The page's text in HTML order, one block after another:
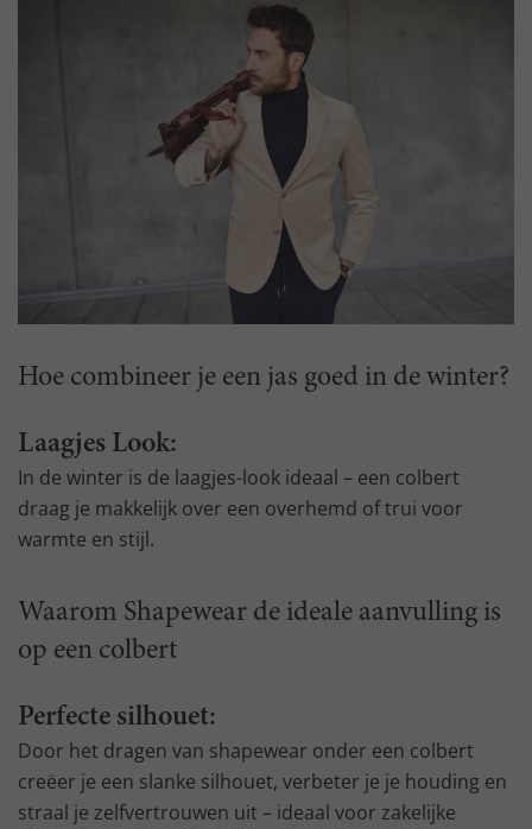
Hoe combineer je een jas goed in de winter?
Laagjes Look:
In de winter is de laagjes-look ideaal – een colbert
draag je makkelijk over een overhemd of trui voor
warmte en stijl.
Waarom Shapewear de ideale aanvulling is
op een colbert
Perfecte silhouet:
Door het dragen van shapewear onder een colbert
creëer je een slanke silhouet, verbeter je je houding en
straal je zelfvertrouwen uit – ideaal voor zakelijke